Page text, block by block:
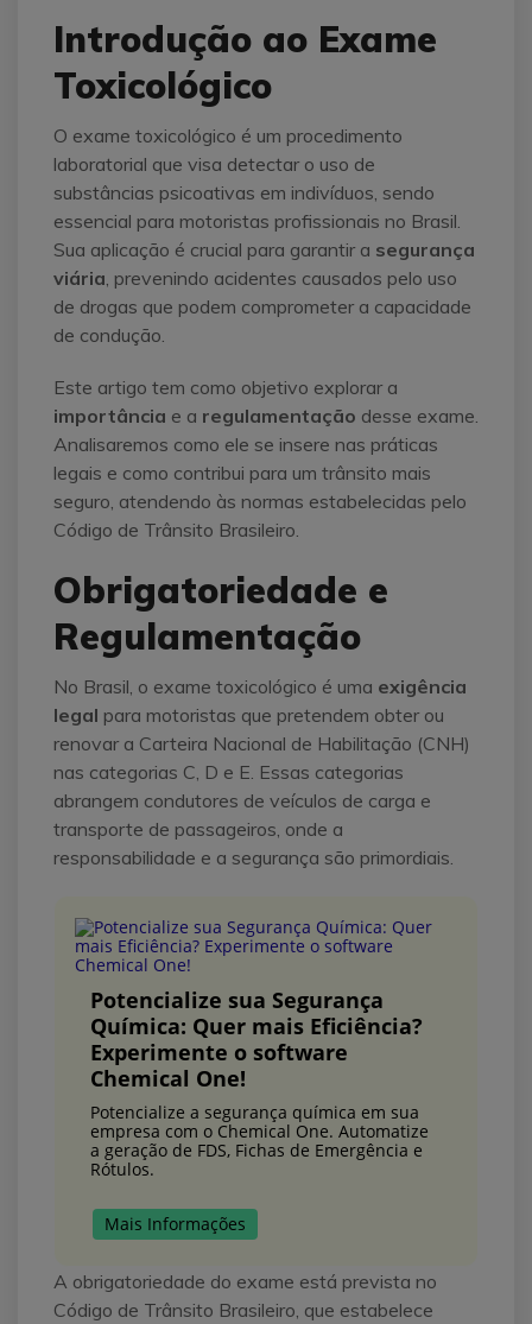
Introdução ao Exame
Toxicológico
O exame toxicológico é um procedimento
laboratorial que visa detectar o uso de
substâncias psicoativas em indivíduos, sendo
essencial para motoristas profissionais no Brasil.
Sua aplicação é crucial para garantir a segurança
viária, prevenindo acidentes causados pelo uso
de drogas que podem comprometer a capacidade
de condução.
Este artigo tem como objetivo explorar a
importância e a regulamentação desse exame.
Analisaremos como ele se insere nas práticas
legais e como contribui para um trânsito mais
seguro, atendendo às normas estabelecidas pelo
Código de Trânsito Brasileiro.
Obrigatoriedade e
Regulamentação
No Brasil, o exame toxicológico é uma exigência
legal para motoristas que pretendem obter ou
renovar a Carteira Nacional de Habilitação (CNH)
nas categorias C, D e E. Essas categorias
abrangem condutores de veículos de carga e
transporte de passageiros, onde a
responsabilidade e a segurança são primordiais.
Potencialize sua Segurança
Química: Quer mais Eficiência?
Experimente o software
Chemical One!
Potencialize a segurança química em sua
empresa com o Chemical One. Automatize
a geração de FDS, Fichas de Emergência e
Rótulos.
Mais Informações
A obrigatoriedade do exame está prevista no
Código de Trânsito Brasileiro, que estabelece